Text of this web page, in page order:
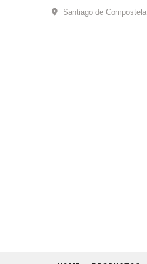
Santiago de Compostela